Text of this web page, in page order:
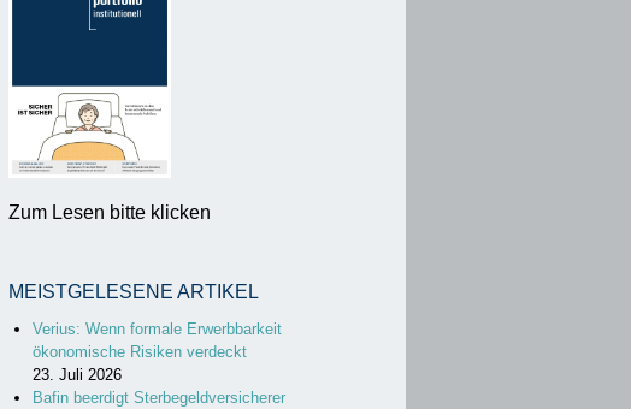
Zum Lesen bitte klicken
MEISTGELESENE ARTIKEL
Verius: Wenn formale Erwerbbarkeit
ökonomische Risiken verdeckt
23. Juli 2026
Bafin beerdigt Sterbegeldversicherer